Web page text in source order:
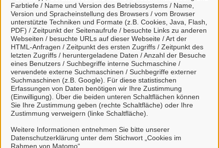
Farbtiefe / Name und Version des Betriebssystems / Name,
Version und Spracheinstellung des Browsers / vom Browser
unterstützte Techniken und Formate (z.B. Cookies, Java, Flash,
PDF) / Zeitpunkt der Seitenaufrufe / besuchte Links zu anderen
Webseiten / besuchte URLs auf dieser Webseite / Art der
HTML-Anfragen / Zeitpunkt des ersten Zugriffs / Zeitpunkt des
letzten Zugriffs / heruntergeladene Daten / Anzahl der Besuche
eines Benutzers / Suchbegriffe interne Suchmaschine /
verwendete externe Suchmaschinen / Suchbegriffe externer
Suchmaschinen (z.B. Google). Für diese statistischen
Erfassungen von Daten benötigen wir Ihre Zustimmung
(Einwilligung). Über die beiden unteren Schaltflächen können
Sie Ihre Zustimmung geben (rechte Schaltfläche) oder Ihre
Zustimmung verweigern (linke Schaltfläche).
Weitere Informationen entnehmen Sie bitte unserer
Datenschutzerklärung unter dem Stichwort „Cookies im
Rahmen von Matomo“.
Daten aus dem BundID-Konto an das Bürgerportal
Moormerland ein.
Erklärvideo zur Nutzung der BundID
Mit Klick aufAnzeigen des Videoswird Ihnen
das Video angezeigt und Ihre IP-Adresse
wird anhttps://www.youtube.comübermittelt.
Nähere Informationen entnehmen Sie
unsererDatenschutzerklärung
So funktioniert´s: